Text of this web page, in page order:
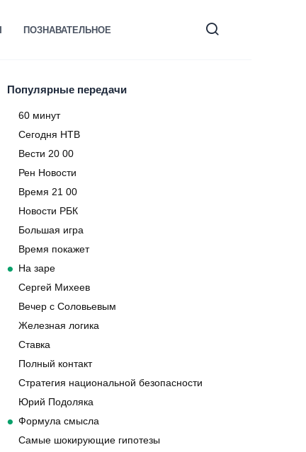
ПОЗНАВАТЕЛЬНОЕ
Популярные передачи
60 минут
Сегодня НТВ
Вести 20 00
Рен Новости
Время 21 00
Новости РБК
Большая игра
Время покажет
На заре
Сергей Михеев
Вечер с Соловьевым
Железная логика
Ставка
Полный контакт
Стратегия национальной безопасности
Юрий Подоляка
Формула смысла
Самые шокирующие гипотезы